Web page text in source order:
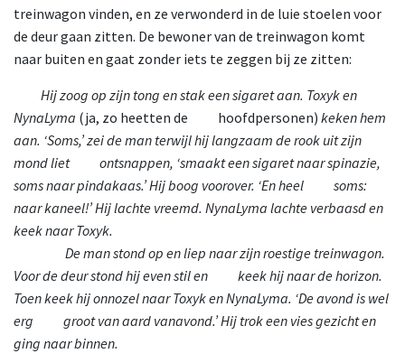
treinwagon vinden, en ze verwonderd in de luie stoelen voor
de deur gaan zitten. De bewoner van de treinwagon komt
naar buiten en gaat zonder iets te zeggen bij ze zitten:
Hijzoog op zijn tong en stak een sigaret aan. Toxyk en
NynaLyma (ja, zo heetten de hoofdpersonen) keken hem
aan. ‘Soms,’ zei de man terwijl hij langzaam de rook uit zijn
mond liet
ontsnappen, ‘smaakt een sigaret naar spinazie,
soms naar pindakaas.’ Hij boog voorover. ‘En heel
soms:
naar kaneel!’ Hij lachte vreemd. NynaLyma lachte verbaasd en
keek naar Toxyk.
Deman stond op en liep naar zijn roestige treinwagon.
Voor de deur stond hij even stil en
keekhij naar de horizon.
Toen keek hij onnozel naar Toxyk en NynaLyma. ‘Deavond is wel
erg
grootvan aard vanavond.’ Hij trok een vies gezicht en
ging naar binnen.